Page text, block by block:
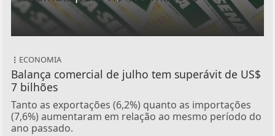
ECONOMIA
Balança comercial de julho tem superávit de US$
7 bilhões
Tanto as exportações (6,2%) quanto as importações
(7,6%) aumentaram em relação ao mesmo período do
ano passado.